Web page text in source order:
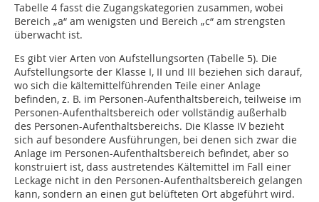
Tabelle 4 fasst die Zugangskategorien zusammen, wobei
Bereich „a“ am wenigsten und Bereich „c“ am strengsten
überwacht ist.
Es gibt vier Arten von Aufstellungsorten (Tabelle 5). Die
Aufstellungsorte der Klasse I, II und III beziehen sich darauf,
wo sich die kältemittelführenden Teile einer Anlage
befinden, z. B. im Personen-Aufenthaltsbereich, teilweise im
Personen-Aufenthaltsbereich oder vollständig außerhalb
des Personen-Aufenthaltsbereichs. Die Klasse IV bezieht
sich auf besondere Ausführungen, bei denen sich zwar die
Anlage im Personen-Aufenthaltsbereich befindet, aber so
konstruiert ist, dass austretendes Kältemittel im Fall einer
Leckage nicht in den Personen-Aufenthaltsbereich gelangen
kann, sondern an einen gut belüfteten Ort abgeführt wird.